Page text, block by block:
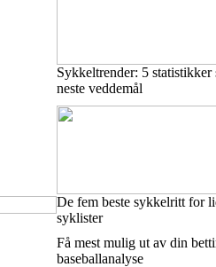
Sykkeltrender: 5
neste veddemål
De fem beste sykkelritt for
syklister
Få mest mulig ut av din
baseballanalyse